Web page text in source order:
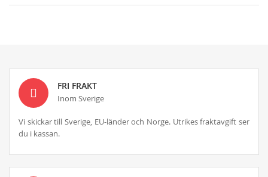
FRI FRAKT
Inom Sverige
Vi skickar till Sverige, EU-länder och Norge. Utrikes fraktavgift ser
du i kassan.